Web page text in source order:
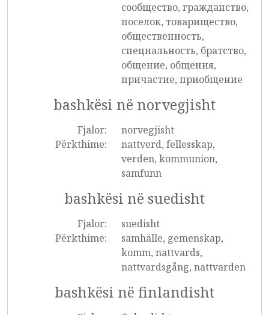
сообщество, гражданство,
поселок, товарищество,
общественность,
специальность, братство,
общение, общения,
причастие, приобщение
bashkësi në norvegjisht
Fjalor:
norvegjisht
Përkthime:
nattverd, fellesskap,
verden, kommunion,
samfunn
bashkësi në suedisht
Fjalor:
suedisht
Përkthime:
samhälle, gemenskap,
komm, nattvards,
nattvardsgång, nattvarden
bashkësi në finlandisht